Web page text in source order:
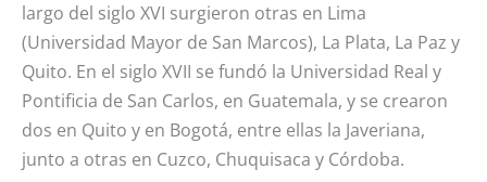
largo del siglo XVI surgieron otras en Lima
(Universidad Mayor de San Marcos), La Plata, La Paz y
Quito. En el siglo XVII se fundó la Universidad Real y
Pontificia de San Carlos, en Guatemala, y se crearon
dos en Quito y en Bogotá, entre ellas la Javeriana,
junto a otras en Cuzco, Chuquisaca y Córdoba.